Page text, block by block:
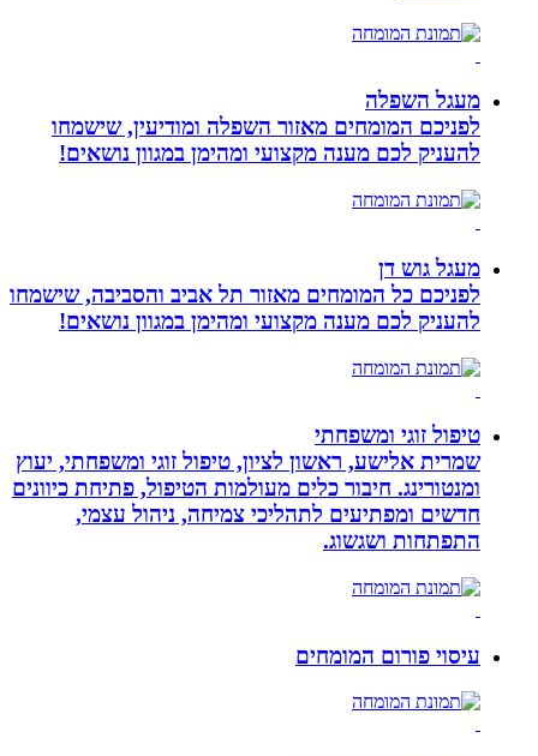
מעגל השפלה
לפניכם המומחים מאזור השפלה ומודיעין, שישמחו
להעניק לכם מענה מקצועי ומהימן במגוון נושאים!
מעגל גוש דן
לפניכם כל המומחים מאזור תל אביב והסביבה, שישמחו
להעניק לכם מענה מקצועי ומהימן במגוון נושאים!
טיפול זוגי ומשפחתי
שמרית אלישע, ראשון לציון, טיפול זוגי ומשפחתי, יעוץ
ומנטורינג. חיבור כלים מעולמות הטיפול, פתיחת כיוונים
חדשים ומפתיעים לתהליכי צמיחה, ניהול עצמי,
התפתחות ושגשוג.
עיסוי פורום המומחים